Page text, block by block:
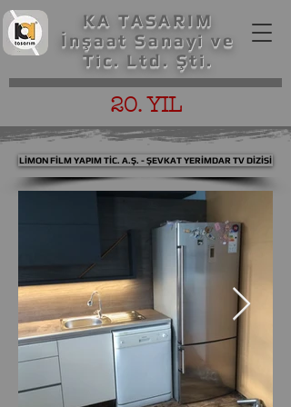
KA TASARIM
İnşaat Sanayi ve
Tic. Ltd. Şti.
20. YIL
LİMON FİLM YAPIM TİC. A.Ş. - ŞEVKAT YERİMDAR TV DİZİSİ